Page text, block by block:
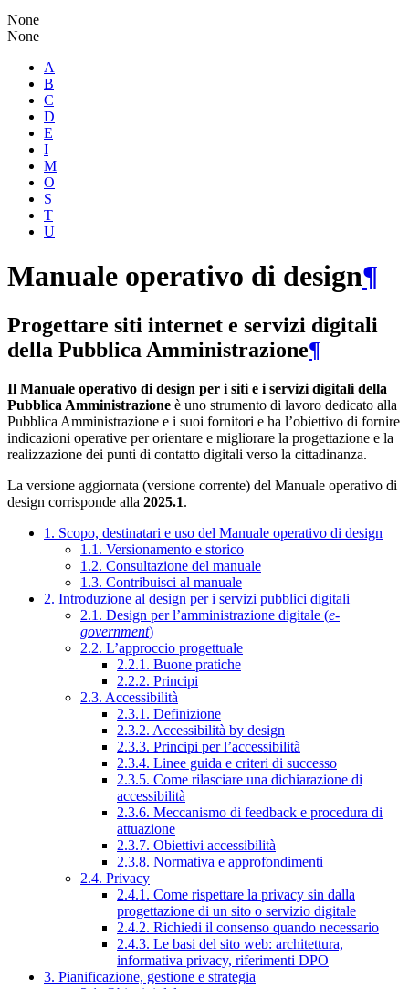
None
None
A
B
C
D
E
I
M
O
S
T
U
Manuale operativo di design¶
Progettare siti internet e servizi digitali
della Pubblica Amministrazione¶
Il Manuale operativo di design per i siti e i servizi digitali della
Pubblica Amministrazione è uno strumento di lavoro dedicato alla
Pubblica Amministrazione e i suoi fornitori e ha l’obiettivo di fornire
indicazioni operative per orientare e migliorare la progettazione e la
realizzazione dei punti di contatto digitali verso la cittadinanza.
La versione aggiornata (versione corrente) del Manuale operativo di
design corrisponde alla 2025.1.
1. Scopo, destinatari e uso del Manuale operativo di design
1.1. Versionamento e storico
1.2. Consultazione del manuale
1.3. Contribuisci al manuale
2. Introduzione al design per i servizi pubblici digitali
2.1. Design per l’amministrazione digitale (e-
government)
2.2. L’approccio progettuale
2.2.1. Buone pratiche
2.2.2. Principi
2.3. Accessibilità
2.3.1. Definizione
2.3.2. Accessibilità by design
2.3.3. Principi per l’accessibilità
2.3.4. Linee guida e criteri di successo
2.3.5. Come rilasciare una dichiarazione di
accessibilità
2.3.6. Meccanismo di feedback e procedura di
attuazione
2.3.7. Obiettivi accessibilità
2.3.8. Normativa e approfondimenti
2.4. Privacy
2.4.1. Come rispettare la privacy sin dalla
progettazione di un sito o servizio digitale
2.4.2. Richiedi il consenso quando necessario
2.4.3. Le basi del sito web: architettura,
informativa privacy, riferimenti DPO
3. Pianificazione, gestione e strategia